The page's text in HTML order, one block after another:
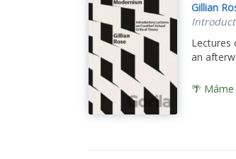
Gillian
Lectures
an
🌴